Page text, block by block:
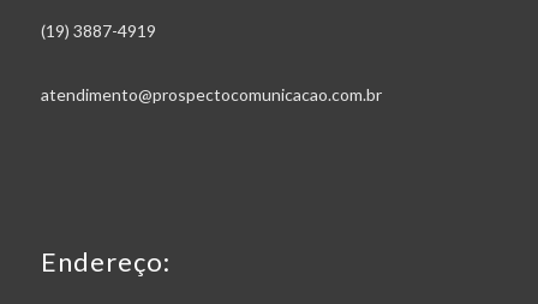
(19) 3887-4919
atendimento@prospectocomunicacao.com.br
Endereço: